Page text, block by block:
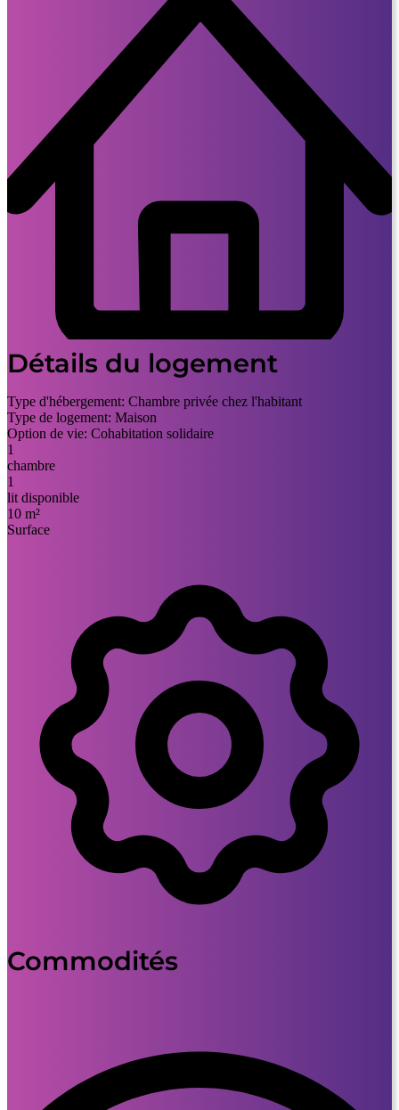
Détails du logement
Type d'hébergement: Chambre privée chez l'habitant
Type de logement: Maison
Option de vie: Cohabitation solidaire
1
chambre
1
lit disponible
10 m²
Surface
Commodités